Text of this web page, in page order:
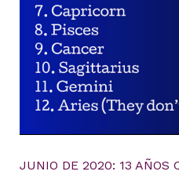
JUNIO DE 2020: 13